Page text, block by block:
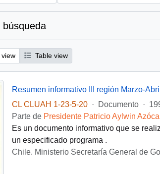
búsqueda
Table view
Resumen informativo III región Marzo-
CL CLUAH 1-23-5-20
· Documento ·
Parte de Presidente Patricio Aylwin
Es un documento informativo que se
un especificado programa .
Chile. Ministerio Secretaría General de